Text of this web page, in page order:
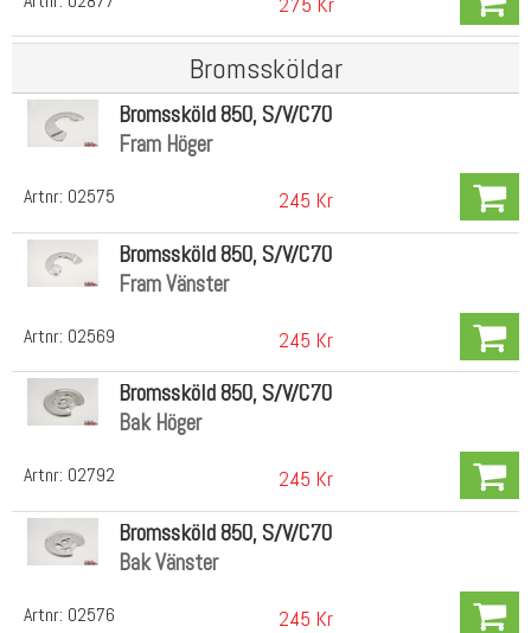
Bromssköldar
Artnr: 02575
Bromssköld 850, S/V/C70
Fram Höger
245 Kr
Artnr: 02569
Bromssköld 850, S/V/C70
Fram Vänster
245 Kr
Artnr: 02792
Bromssköld 850, S/V/C70
Bak Höger
245 Kr
Artnr: 02576
Bromssköld 850, S/V/C70
Bak Vänster
245 Kr